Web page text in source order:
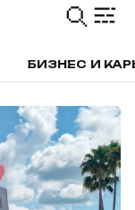
БИЗНЕС И